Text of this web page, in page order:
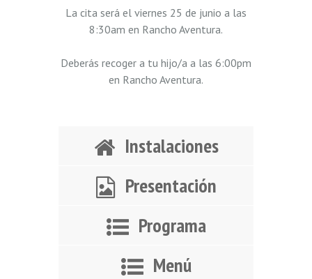
La cita será el viernes 25 de junio a las
8:30am en Rancho Aventura.
Deberás recoger a tu hijo/a a las 6:00pm
en Rancho Aventura.
Instalaciones
Presentación
Programa
Menú